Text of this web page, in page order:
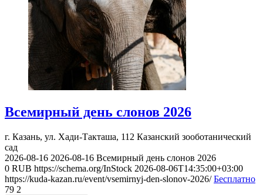
Всемирный день слонов 2026
г. Казань, ул. Хади-Такташа, 112 Казанский зооботанический
сад
2026-08-16 2026-08-16 Всемирный день слонов 2026
0 RUB https://schema.org/InStock 2026-08-06T14:35:00+03:00
https://kuda-kazan.ru/event/vsemirnyj-den-slonov-2026/ Бесплатно
79 2